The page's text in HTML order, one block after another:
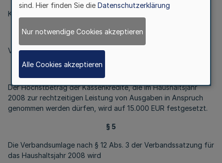
Kredite werden nicht veranschlagt.
§ 3
Verpflichtungsermächtigungen werden nicht veranschlagt.
Der Höchstbetrag der Kassenkredite, die im Haushaltsjahr
2008 zur rechtzeitigen Leistung von Ausgaben in Anspruch
genommen werden dürfen, wird auf 15.000 EUR festgesetzt.
§ 5
Die Verbandsumlage nach § 12 Abs. 3 der Verbandssatzung für
das Haushaltsjahr 2008 wird
sind. Hier finden Sie die Datenschutzerklärung
Nur notwendige Cookies akzeptieren
Alle Cookies akzeptieren